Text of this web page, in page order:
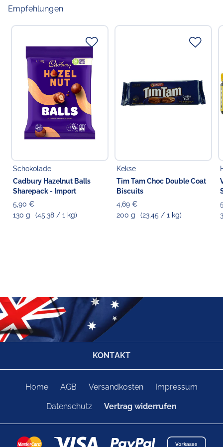
Empfehlungen
Schokolade
Cadbury Hazelnut Balls
Sharepack - Import
5,90 €
130 g
(45,38 / 1 kg)
Kekse
Tim Tam Choc Double Coat
Biscuits
4,69 €
200 g
(23,45 / 1 kg)
KONTAKT
Home AGB Versandkosten Impressum
Datenschutz Vertrag widerrufen